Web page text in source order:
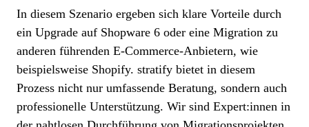
In diesem Szenario ergeben sich klare Vorteile durch
ein Upgrade auf Shopware 6 oder eine Migration zu
anderen führenden E-Commerce-Anbietern, wie
beispielsweise Shopify. stratify bietet in diesem
Prozess nicht nur umfassende Beratung, sondern auch
professionelle Unterstützung. Wir sind Expert:innen in